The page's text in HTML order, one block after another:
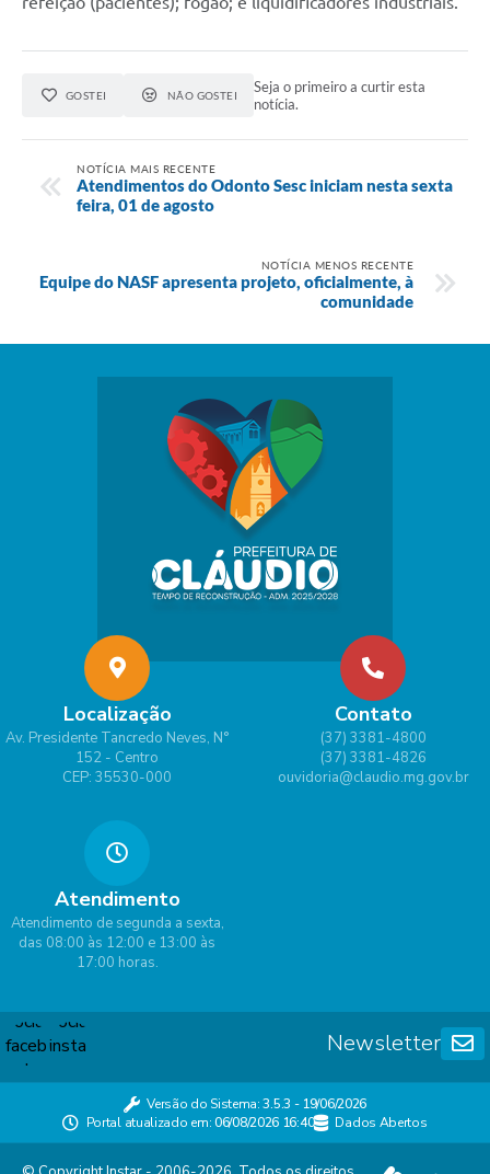
GOSTEI NÃO GOSTEI
Seja o primeiro a curtir esta
notícia.
NOTÍCIA MAIS RECENTE
Atendimentos do Odonto Sesc iniciam nesta sexta
feira, 01 de agosto
NOTÍCIA MENOS RECENTE
Equipe do NASF apresenta projeto, oficialmente, à
comunidade
Localização
Av. Presidente Tancredo Neves, N°
152 - Centro
CEP: 35530-000
Contato
(37) 3381-4800
(37) 3381-4826
ouvidoria@claudio.mg.gov.br
Atendimento
Atendimento de segunda a sexta,
das 08:00 às 12:00 e 13:00 às
17:00 horas.
Newsletter
Versão do Sistema:3.5.3 - 19/06/2026
Portal atualizado em:06/08/2026 16:40 Dados Abertos